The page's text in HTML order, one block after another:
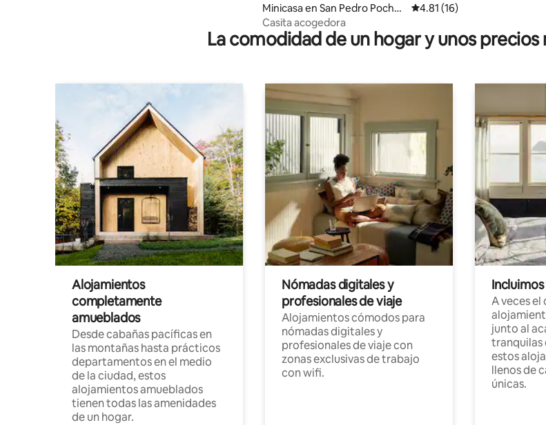
Minicasa en San Pedro Pochut
la
Calificación promedio: 4.81
4.81 (16)
Casita acogedora
La comodidad de un hogar y unos
Alojamientos
completamente
amueblados
Desde cabañas pacíficas en
las montañas hasta prácticos
departamentos en el medio
de la ciudad, estos
alojamientos amueblados
tienen todas las amenidades
de un hogar.
Nómadas digitales y
profesionales de viaje
Alojamientos cómodos para
nómadas digitales y
profesionales de viaje con
zonas exclusivas de trabajo
con wifi.
A veces el
junto al
tranquilas
estos
llenos de
únicas.